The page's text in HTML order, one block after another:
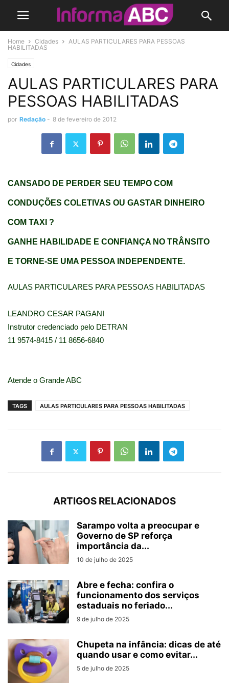
Home Cidades
AULAS PARTICULARES PARA PESSOAS
HABILITADAS
Cidades
AULAS PARTICULARES PARA
PESSOAS HABILITADAS
por Redação - 8 de fevereiro de 2012
CANSADO DE PERDER SEU TEMPO COM
CONDUÇÕES COLETIVAS OU GASTAR DINHEIRO
COM TAXI ?
GANHE HABILIDADE E CONFIANÇA NO TRÂNSITO
E TORNE-SE UMA PESSOA INDEPENDENTE.
AULAS PARTICULARES PARA PESSOAS HABILITADAS
LEANDRO CESAR PAGANI
Instrutor credenciado pelo DETRAN
11 9574-8415 / 11 8656-6840
Atende o Grande ABC
TAGS AULAS PARTICULARES PARA PESSOAS HABILITADAS
ARTIGOS RELACIONADOS
Sarampo volta a preocupar e
Governo de SP reforça
importância da...
10 de julho de 2025
Abre e fecha: confira o
funcionamento dos serviços
estaduais no feriado...
9 de julho de 2025
Chupeta na infância: dicas de até
quando usar e como evitar...
5 de julho de 2025